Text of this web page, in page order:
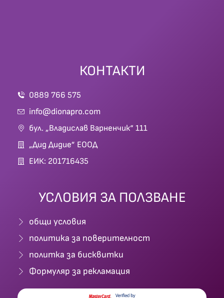
КОНТАКТИ
0889 766 575
info@dionapro.com
бул. „Владислав Варненчик“ 111
„Дид Дидие” ЕООД
ЕИК: 201716435
УСЛОВИЯ ЗА ПОЛЗВАНЕ
общи условия
политика за поверителност
политка за бисквитки
Формуляр за рекламация